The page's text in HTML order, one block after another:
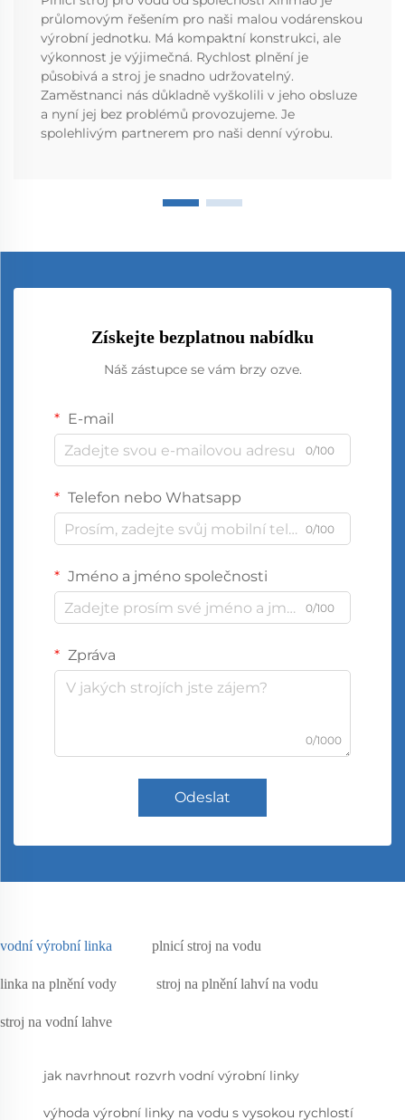
průlomovým řešením pro naši malou vodárenskou
výrobní jednotku. Má kompaktní konstrukci, ale
výkonnost je výjimečná. Rychlost plnění je
působivá a stroj je snadno udržovatelný.
Zaměstnanci nás důkladně vyškolili v jeho obsluze
a nyní jej bez problémů provozujeme. Je
spolehlivým partnerem pro naši denní výrobu.
Získejte bezplatnou nabídku
Náš zástupce se vám brzy ozve.
E-mail
0/100
Telefon nebo Whatsapp
0/100
Jméno a jméno společnosti
0/100
Zpráva
0/1000
Odeslat
vodní výrobní linka plnicí stroj na vodu
linka na plnění vody stroj na plnění lahví na vodu
stroj na vodní lahve
jak navrhnout rozvrh vodní výrobní linky
výhoda výrobní linky na vodu s vysokou rychlostí